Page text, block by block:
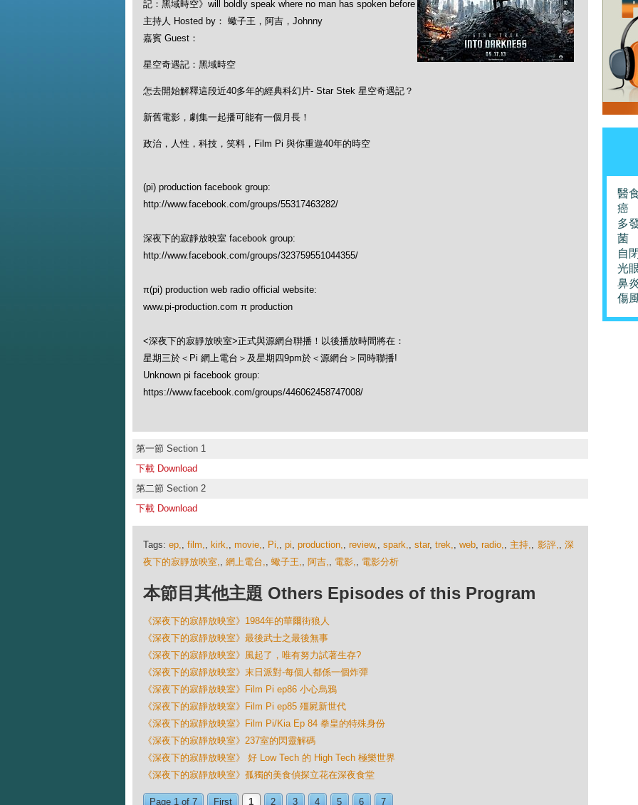
記：黑域時空》will boldly speak where no man has spoken before
主持人 Hosted by： 蠍子王，阿吉，Johnny
嘉賓 Guest：
星空奇遇記：黑域時空
怎去開始解釋這段近40多年的經典科幻片- Star Stek 星空奇遇記？
新舊電影，劇集一起播可能有一個月長！
政治，人性，科技，笑料，Film Pi 與你重遊40年的時空
(pi) production facebook group:
http://www.facebook.com/groups/55317463282/
深夜下的寂靜放映室 facebook group:
http://www.facebook.com/groups/323759551044355/
π(pi) production web radio official website:
www.pi-production.com π production
<深夜下的寂靜放映室>正式與源網台聨播！以後播放時間將在：
星期三於＜Pi 網上電台＞及星期四9pm於＜源網台＞同時聯播!
Unknown pi facebook group:
https://www.facebook.com/groups/446062458747008/
第一節 Section 1
下載 Download
第二節 Section 2
下載 Download
Tags: ep,, film,, kirk,, movie,, Pi,, pi, production,, review,,spark,,star,trek,,web,radio,, 主持,, 影評,, 深
夜下的寂靜放映室,, 網上電台,, 蠍子王,, 阿吉,, 電影,, 電影分析
本節目其他主題 Others Episodes of this Program
《深夜下的寂靜放映室》1984年的華爾街狼人
《深夜下的寂靜放映室》最後武士之最後無事
《深夜下的寂靜放映室》風起了，唯有努力試著生存?
《深夜下的寂靜放映室》末日派對-每個人都係一個炸彈
《深夜下的寂靜放映室》Film Pi ep86 小心烏鴉
《深夜下的寂靜放映室》Film Pi ep85 殭屍新世代
《深夜下的寂靜放映室》Film Pi/Kia Ep 84 拳皇的特殊身份
《深夜下的寂靜放映室》237室的閃靈解碼
《深夜下的寂靜放映室》 好 Low Tech 的 High Tech 極樂世界
《深夜下的寂靜放映室》孤獨的美食偵探立花在深夜食堂
Page 1 of 7 First 1 2 3 4 5 6 7
醫
癌
多
菌
自
光
鼻
傷